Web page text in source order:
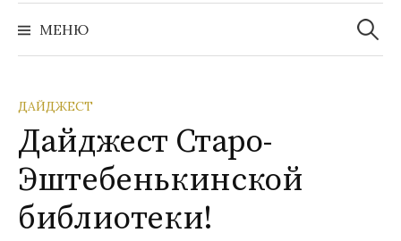
МЕНЮ
Найти:
ДАЙДЖЕСТ
Дайджест Старо-
Эштебенькинской
библиотеки!